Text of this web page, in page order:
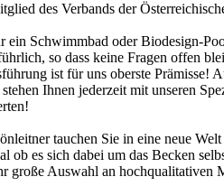
des Verbands der
ein Schwimmbad oder Biodesign-
so dass keine Fragen offen
ist für uns oberste Prämisse!
Ihnen jederzeit mit unseren
tauchen Sie in eine neue
ob es sich dabei um das Becken
große Auswahl an hochqualitativen